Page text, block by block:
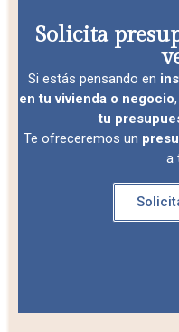
Solicita
Si estás pensando en
en tu vivienda o negocio,
tu
Te ofreceremos un
a